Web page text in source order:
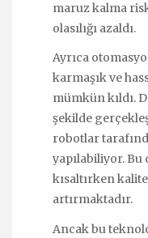
maruz kalma
olasılığı azaldı.
Ayrıca
karmaşık ve
mümkün kıldı.
şekilde
robotlar
yapılabiliyor.
kısaltırken
artırmaktadır.
Ancak bu